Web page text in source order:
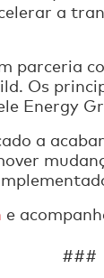
a
parceria
Os
Energy
a
e
###